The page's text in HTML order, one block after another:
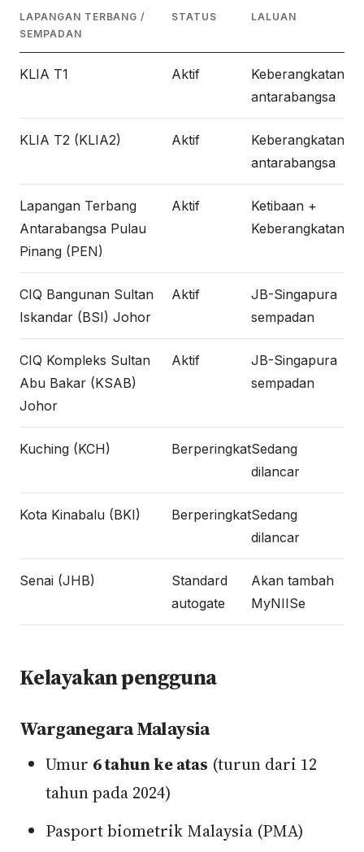
LAPANGAN TERBANG /
SEMPADAN
STATUS LALUAN
KLIA T1 Aktif
Keberangkatan
antarabangsa
KLIA T2 (KLIA2) Aktif
Keberangkatan
antarabangsa
Lapangan Terbang
Antarabangsa Pulau
Pinang (PEN)
Aktif
Ketibaan +
Keberangkatan
CIQ Bangunan Sultan
Iskandar (BSI) Johor
Aktif
JB-Singapura
sempadan
CIQ Kompleks Sultan
Abu Bakar (KSAB)
Johor
Aktif
JB-Singapura
sempadan
Kuching (KCH) BerperingkatSedang
dilancar
Kota Kinabalu (BKI) BerperingkatSedang
dilancar
Senai (JHB)
Standard
autogate
Akan tambah
MyNIISe
Kelayakan pengguna
Warganegara Malaysia
Umur 6 tahun ke atas (turun dari 12
tahun pada 2024)
Pasport biometrik Malaysia (PMA)